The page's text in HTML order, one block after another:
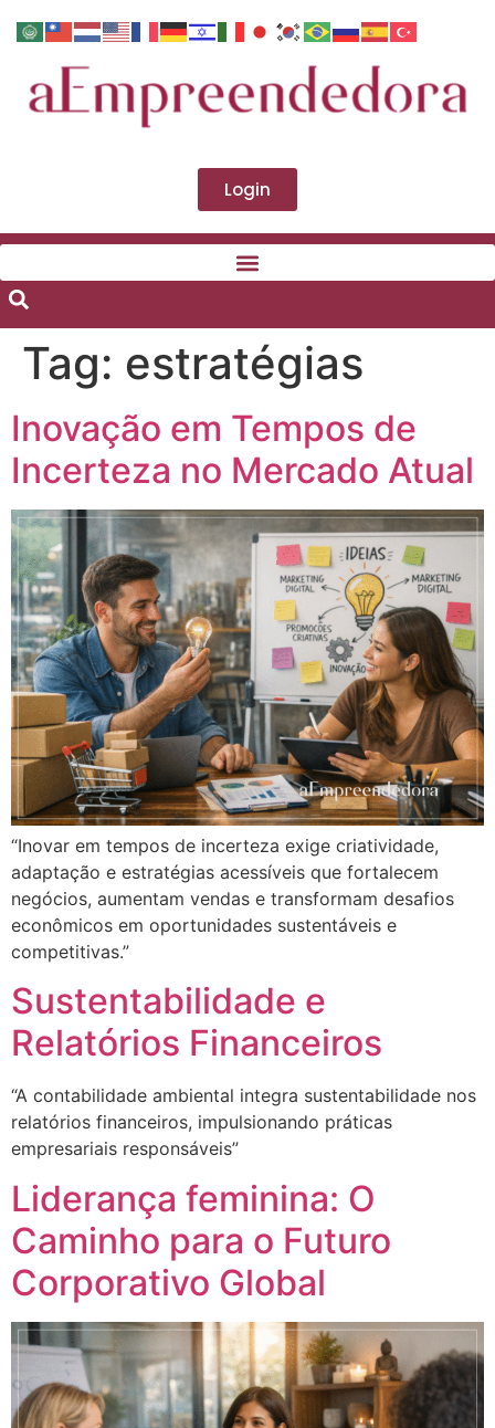
Login
Tag: estratégias
Inovação em Tempos de
Incerteza no Mercado Atual
“Inovar em tempos de incerteza exige criatividade,
adaptação e estratégias acessíveis que fortalecem
negócios, aumentam vendas e transformam desafios
econômicos em oportunidades sustentáveis e
competitivas.”
Sustentabilidade e
Relatórios Financeiros
“A contabilidade ambiental integra sustentabilidade nos
relatórios financeiros, impulsionando práticas
empresariais responsáveis”
Liderança feminina: O
Caminho para o Futuro
Corporativo Global